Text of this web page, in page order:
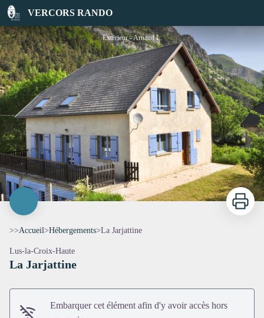
VERCORS RANDO
La Jarjattine
Extérieur - Arnaud L.
Imprimer
>>Accueil>Hébergements>La Jarjattine
Lus-la-Croix-Haute
La Jarjattine
Embarquer cet élément afin d'y avoir accès hors